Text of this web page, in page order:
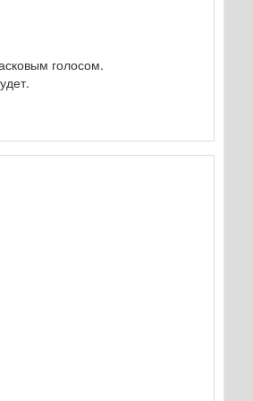
голосом.